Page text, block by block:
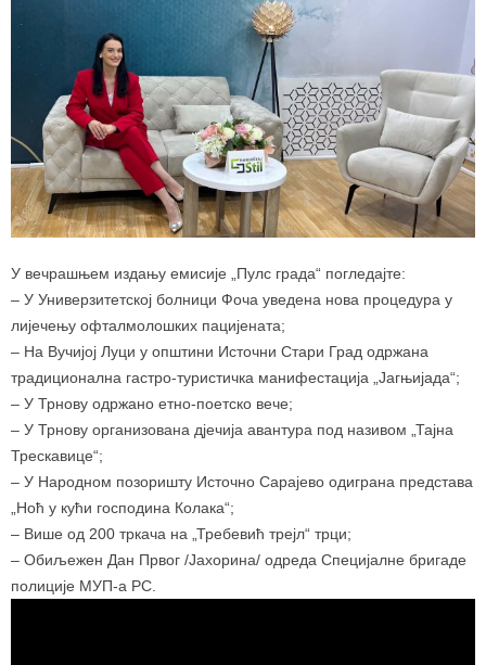
У вечрашњем издању емисије „Пулс града“ погледајте:
– У Универзитетској болници Фоча уведена нова процедура у
лијечењу офталмолошких пацијената;
– На Вучијој Луци у општини Источни Стари Град одржана
традиционална гастро-туристичка манифестација „Јагњијада“;
– У Трнову одржано етно-поетско вече;
– У Трнову организована д‌јечија авантура под називом „Тајна
Трескавице“;
– У Народном позоришту Источно Сарајево одиграна представа
„Ноћ у кући господина Колака“;
– Више од 200 тркача на „Требевић трејл“ трци;
– Обиљежен Дан Првог /Јахорина/ одреда Специјалне бригаде
полиције МУП-а РС.